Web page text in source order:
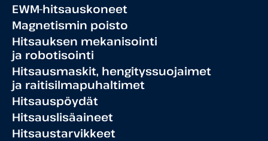
EWM-hitsauskoneet
Magnetismin poisto
Hitsauksen mekanisointi
ja robotisointi
Hitsausmaskit, hengityssuojaimet
ja raitisilmapuhaltimet
Hitsauspöydät
Hitsauslisäaineet
Hitsaustarvikkeet